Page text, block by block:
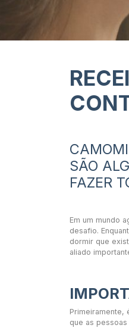
SÃO
FAZER
Em um mundo
desafio.
dormir que
aliado
Primeiramente,
que as